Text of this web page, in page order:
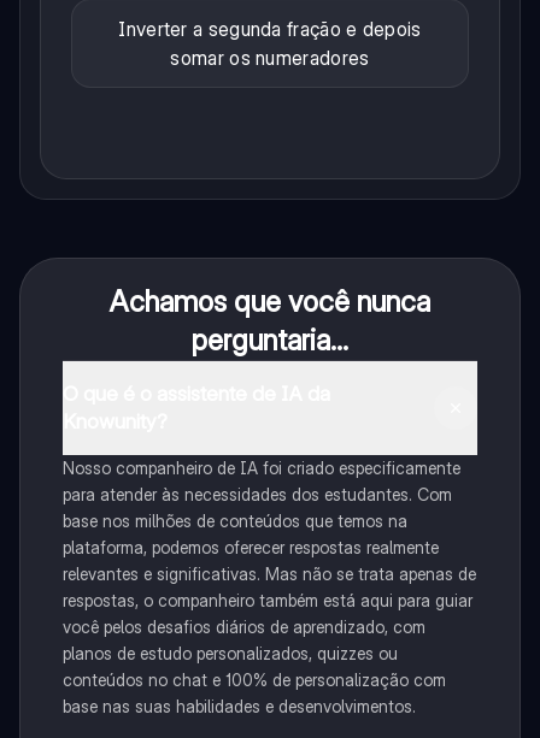
Inverter a segunda fração e depois
somar os numeradores
Achamos que você nunca
perguntaria...
Nosso companheiro de IA foi criado especificamente
para atender às necessidades dos estudantes. Com
base nos milhões de conteúdos que temos na
plataforma, podemos oferecer respostas realmente
relevantes e significativas. Mas não se trata apenas de
respostas, o companheiro também está aqui para guiar
você pelos desafios diários de aprendizado, com
planos de estudo personalizados, quizzes ou
conteúdos no chat e 100% de personalização com
base nas suas habilidades e desenvolvimentos.